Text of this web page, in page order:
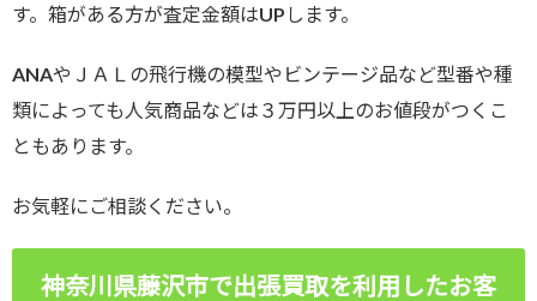
す。箱がある方が査定金額はUPします。
ANAやＪＡＬの飛行機の模型やビンテージ品など型番や種
類によっても人気商品などは３万円以上のお値段がつくこ
ともあります。
お気軽にご相談ください。
神奈川県藤沢市で出張買取を利用したお客